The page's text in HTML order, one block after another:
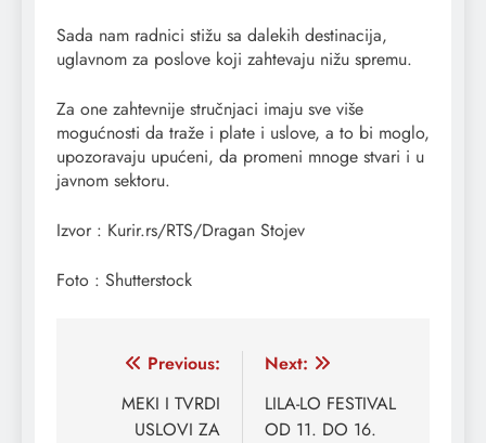
Sada nam radnici stižu sa dalekih destinacija,
uglavnom za poslove koji zahtevaju nižu spremu.
Za one zahtevnije stručnjaci imaju sve više
mogućnosti da traže i plate i uslove, a to bi moglo,
upozoravaju upućeni, da promeni mnoge stvari i u
javnom sektoru.
Izvor : Kurir.rs/RTS/Dragan Stojev
Foto : Shutterstock
Кретање
чланка
Previous:
MEKI I TVRDI
USLOVI ZA
Next:
LILA-LO FESTIVAL
OD 11. DO 16.